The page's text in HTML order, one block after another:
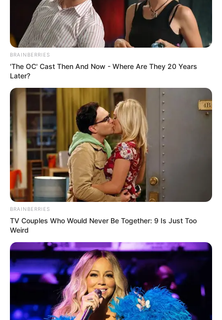
BRAINBERRIES
'The OC' Cast Then And Now - Where Are They 20 Years
Later?
BRAINBERRIES
TV Couples Who Would Never Be Together: 9 Is Just Too
Weird